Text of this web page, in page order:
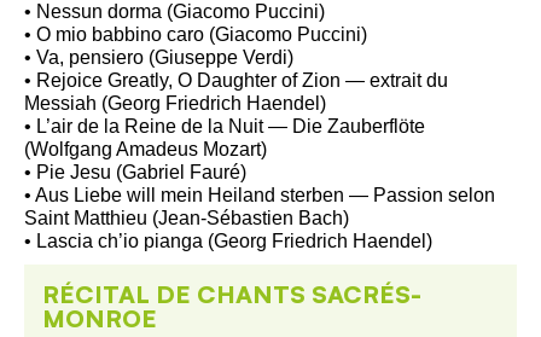
• Nessun dorma (Giacomo Puccini)
• O mio babbino caro (Giacomo Puccini)
• Va, pensiero (Giuseppe Verdi)
• Rejoice Greatly, O Daughter of Zion — extrait du
Messiah (Georg Friedrich Haendel)
• L’air de la Reine de la Nuit — Die Zauberflöte
(Wolfgang Amadeus Mozart)
• Pie Jesu (Gabriel Fauré)
• Aus Liebe will mein Heiland sterben — Passion selon
Saint Matthieu (Jean-Sébastien Bach)
• Lascia ch’io pianga (Georg Friedrich Haendel)
RÉCITAL DE CHANTS SACRÉS-
MONROE